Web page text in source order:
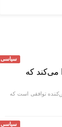
سیاسی
می‌کند که
اسلامی ایران در قاهره نوشت: ترامپ در ۲۰۲۶ التماس‌کننده توافقی است که
سیاسی